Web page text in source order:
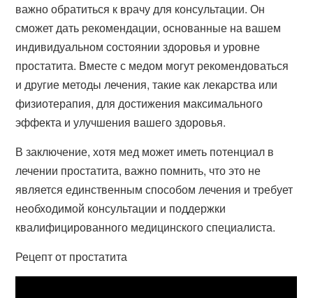
важно обратиться к врачу для консультации. Он
сможет дать рекомендации, основанные на вашем
индивидуальном состоянии здоровья и уровне
простатита. Вместе с медом могут рекомендоваться
и другие методы лечения, такие как лекарства или
физиотерапия, для достижения максимального
эффекта и улучшения вашего здоровья.
В заключение, хотя мед может иметь потенциал в
лечении простатита, важно помнить, что это не
является единственным способом лечения и требует
необходимой консультации и поддержки
квалифицированного медицинского специалиста.
Рецепт от простатита